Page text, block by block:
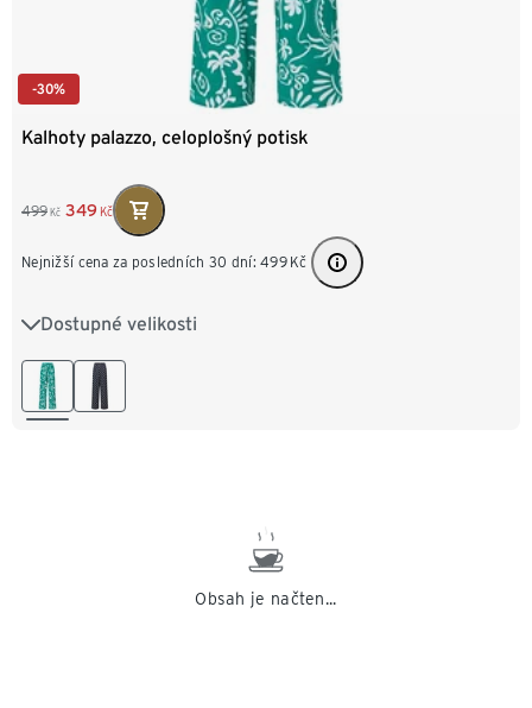
-30%
Kalhoty palazzo, celoplošný potisk
499 Kč 349 Kč
Nejnižší cena za posledních 30 dní: 499 Kč
Dostupné velikosti
S 36/38 M 40/42
Obsah je načten...